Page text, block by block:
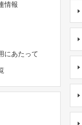
情報
にあたって